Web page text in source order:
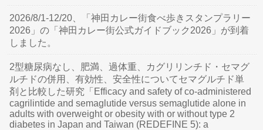
2026/8/1-12/20、「神田カレー街食べ歩きスタンプラリー
2026」の「神田カレー街公式ガイドブック2026」が到着
しました。
2型糖尿病なし、肥満、過体重、カグリリンチド・セマグ
ルチドの併用、有効性、安全性についてセマグルチド単
剤と比較した研究「Efficacy and safety of co-administered
cagrilintide and semaglutide versus semaglutide alone in
adults with overweight or obesity with or without type 2
diabetes in Japan and Taiwan (REDEFINE 5): a